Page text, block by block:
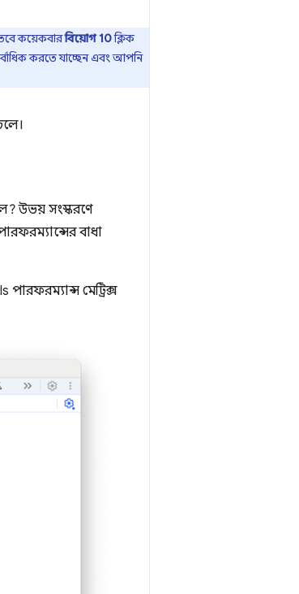
কয়েকবারবিয়োগ 10ক্লিক
করতে যাচ্ছেন এবং আপনি
উভয় সংস্করণে
বাধা
মেট্রিক্স